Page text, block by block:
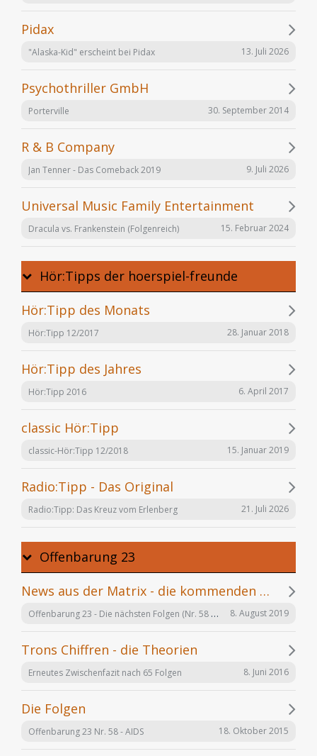
Pidax
"Alaska-Kid" erscheint bei Pidax 13. Juli 2026
Psychothriller GmbH
Porterville 30. September 2014
R & B Company
Jan Tenner - Das Comeback 2019 9. Juli 2026
Universal Music Family Entertainment
Dracula vs. Frankenstein (Folgenreich) 15. Februar 2024
Hör:Tipps der hoerspiel-freunde
Hör:Tipp des Monats
Hör:Tipp 12/2017 28. Januar 2018
Hör:Tipp des Jahres
Hör:Tipp 2016 6. April 2017
classic Hör:Tipp
classic-Hör:Tipp 12/2018 15. Januar 2019
Radio:Tipp - Das Original
Radio:Tipp: Das Kreuz vom Erlenberg 21. Juli 2026
Offenbarung 23
News aus der Matrix - die kommenden Folgen
Offenbarung 23 - Die nächsten Folgen (Nr. 58 bis X) 8. August 2019
Trons Chiffren - die Theorien
Erneutes Zwischenfazit nach 65 Folgen 8. Juni 2016
Die Folgen
Offenbarung 23 Nr. 58 - AIDS 18. Oktober 2015